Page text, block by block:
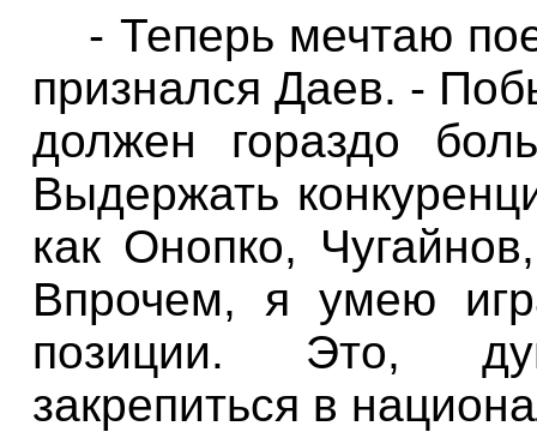
- Теперь мечтаю
признался Даев. -
должен гораздо
Выдержать
как Онопко, Чугайнов
Впрочем, я умею
позиции. Это,
закрепиться в